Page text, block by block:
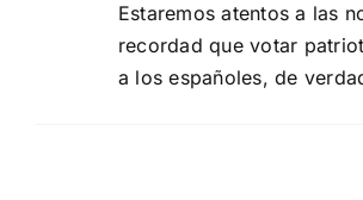
Estaremos atentos a las
recordad que votar
a los españoles, de